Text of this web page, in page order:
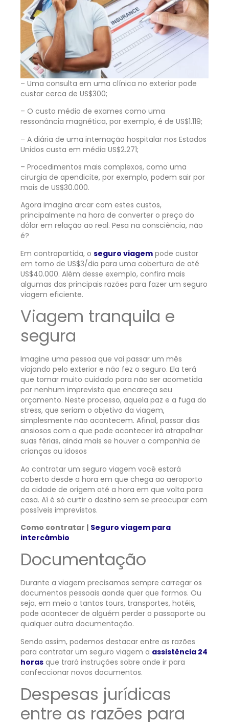
– Uma consulta em uma clínica no exterior pode
custar cerca de US$300;
– O custo médio de exames como uma
ressonância magnética, por exemplo, é de US$1.119;
– A diária de uma internação hospitalar nos Estados
Unidos custa em média US$2.271;
– Procedimentos mais complexos, como uma
cirurgia de apendicite, por exemplo, podem sair por
mais de US$30.000.
Agora imagina arcar com estes custos,
principalmente na hora de converter o preço do
dólar em relação ao real. Pesa na consciência, não
é?
Em contrapartida, o seguro viagem pode custar
em torno de US$3/dia para uma cobertura de até
US$40.000. Além desse exemplo, confira mais
algumas das principais razões para fazer um seguro
viagem eficiente.
Viagem tranquila e
segura
Imagine uma pessoa que vai passar um mês
viajando pelo exterior e não fez o seguro. Ela terá
que tomar muito cuidado para não ser acometida
por nenhum imprevisto que encareça seu
orçamento. Neste processo, aquela paz e a fuga do
stress, que seriam o objetivo da viagem,
simplesmente não acontecem. Afinal, passar dias
ansiosos com o que pode acontecer irá atrapalhar
suas férias, ainda mais se houver a companhia de
crianças ou idosos
Ao contratar um seguro viagem você estará
coberto desde a hora em que chega ao aeroporto
da cidade de origem até a hora em que volta para
casa. Aí é só curtir o destino sem se preocupar com
possíveis imprevistos.
Como contratar | Seguro viagem para
intercâmbio
Documentação
Durante a viagem precisamos sempre carregar os
documentos pessoais aonde quer que formos. Ou
seja, em meio a tantos tours, transportes, hotéis,
pode acontecer de alguém perder o passaporte ou
qualquer outra documentação.
Sendo assim, podemos destacar entre as razões
para contratar um seguro viagem a assistência 24
horas que trará instruções sobre onde ir para
confeccionar novos documentos.
Despesas jurídicas
entre as razões para